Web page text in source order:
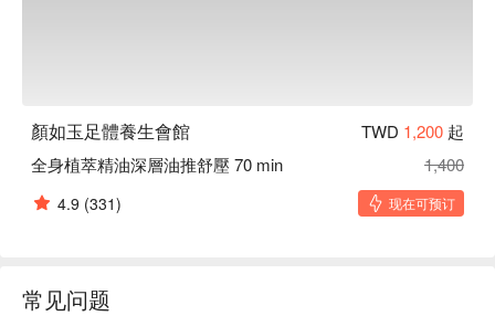
顏如玉足體養生會館 TWD 1,200 起
全身植萃精油深層油推舒壓 70 min
1,400
4.9 (331) 现在可预订
常见问题